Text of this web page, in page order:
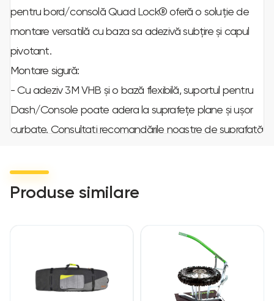
pentru bord/consolă Quad Lock® oferă o soluție de
montare versatilă cu baza sa adezivă subțire și capul
pivotant.
Montare sigură:
- Cu adeziv 3M VHB și o bază flexibilă, suportul pentru
Dash/Console poate adera la suprafețe plane și ușor
curbate. Consultați recomandările noastre de suprafață
corectă și unghiul de montare.
Unghi de vizualizare reglabil:
telefonului în poziția optimă de vizualizare este simplă.
Design elegant:
- Baza cu profil subțire și feroneria neagră se vor integra
Produse similare